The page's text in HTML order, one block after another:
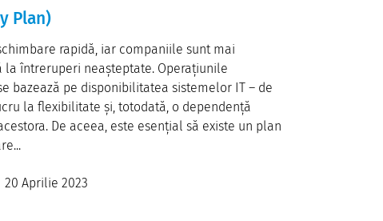
Plan)
rapidă, iar companiile sunt mai
întreruperi neașteptate. Operațiunile
bazează pe disponibilitatea sistemelor IT – de
la flexibilitate și, totodată, o dependență
De aceea, este esențial să existe un plan
20 Aprilie 2023